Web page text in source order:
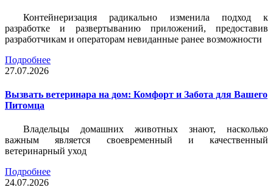
Контейнеризация радикально изменила подход к
разработке и развертыванию приложений, предоставив
разработчикам и операторам невиданные ранее возможности
Подробнее
27.07.2026
Вызвать ветеринара на дом: Комфорт и Забота для Вашего
Питомца
Владельцы домашних животных знают, насколько
важным является своевременный и качественный
ветеринарный уход
Подробнее
24.07.2026